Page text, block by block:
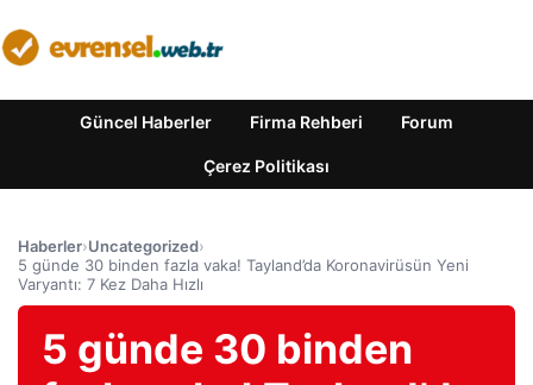
Güncel Haberler Firma Rehberi Forum
Çerez Politikası
Haberler›Uncategorized›
5 günde 30 binden fazla vaka! Tayland’da Koronavirüsün Yeni
Varyantı: 7 Kez Daha Hızlı
5 günde 30 binden